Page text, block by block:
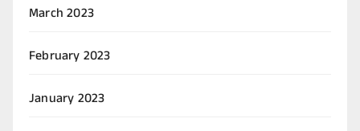
March 2023
February 2023
January 2023